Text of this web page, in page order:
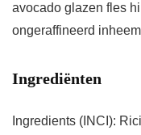
avocado glazen fles
ongeraffineerd
Ingrediënten
Ingredients (INCI):